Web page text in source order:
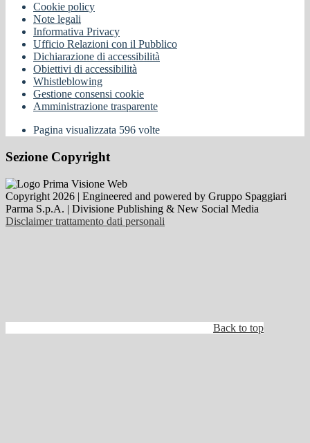
Cookie policy
Note legali
Informativa Privacy
Ufficio Relazioni con il Pubblico
Dichiarazione di accessibilità
Obiettivi di accessibilità
Whistleblowing
Gestione consensi cookie
Amministrazione trasparente
Pagina visualizzata 596 volte
Sezione Copyright
Copyright 2026 | Engineered and powered by Gruppo Spaggiari
Parma S.p.A. | Divisione Publishing & New Social Media
Disclaimer trattamento dati personali
Back to top